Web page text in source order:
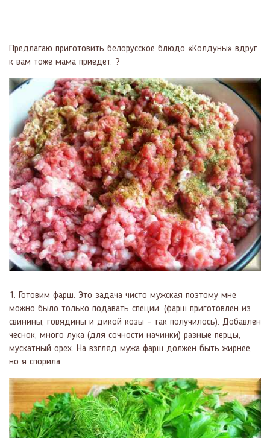
Предлагаю приготовить белорусское блюдо «Колдуны» вдруг
к вам тоже мама приедет. ?
1. Готовим фарш. Это задача чисто мужская поэтому мне
можно было только подавать специи. (фарш приготовлен из
свинины, говядины и дикой козы – так получилось). Добавлен
чеснок, много лука (для сочности начинки) разные перцы,
мускатный орех. На взгляд мужа фарш должен быть жирнее,
но я спорила.